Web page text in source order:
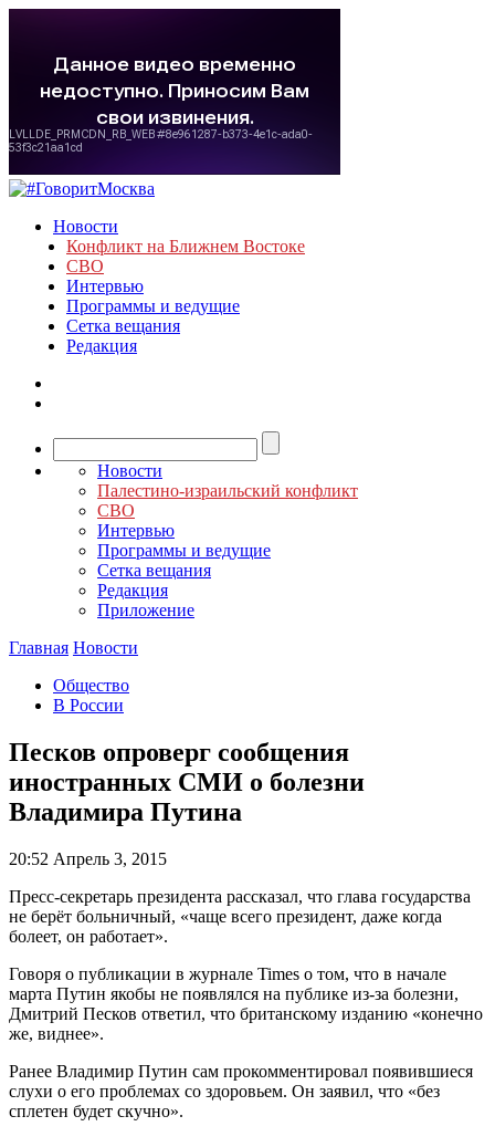
Новости
Конфликт на Ближнем Востоке
СВО
Интервью
Программы и ведущие
Сетка вещания
Редакция
Новости
Палестино-израильский конфликт
СВО
Интервью
Программы и ведущие
Сетка вещания
Редакция
Приложение
Главная Новости
Общество
В России
Песков опроверг сообщения
иностранных СМИ о болезни
Владимира Путина
20:52 Апрель 3, 2015
Пресс-секретарь президента рассказал, что глава государства
не берёт больничный, «чаще всего президент, даже когда
болеет, он работает».
Говоря о публикации в журнале Times о том, что в начале
марта Путин якобы не появлялся на публике из-за болезни,
Дмитрий Песков ответил, что британскому изданию «конечно
же, виднее».
Ранее Владимир Путин сам прокомментировал появившиеся
слухи о его проблемах со здоровьем. Он заявил, что «без
сплетен будет скучно».